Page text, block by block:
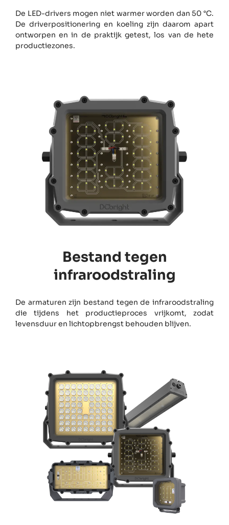
De LED-drivers mogen niet warmer worden dan 50 °C.
De driverpositionering en koeling zijn daarom apart
ontworpen en in de praktijk getest, los van de hete
productiezones.
Bestand tegen
infraroodstraling
De armaturen zijn bestand tegen de infraroodstraling
die tijdens het productieproces vrijkomt, zodat
levensduur en lichtopbrengst behouden blijven.